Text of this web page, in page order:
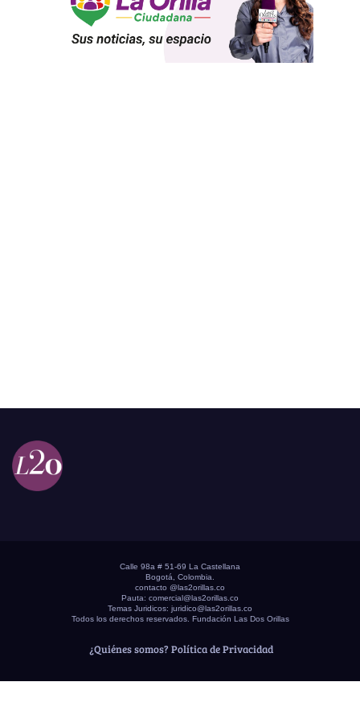
Calle 98a # 51-69 La Castellana
Bogotá, Colombia.
contacto @las2orillas.co
Pauta: comercial@las2orillas.co
Temas Juridicos: juridico@las2orillas.co
Todos los derechos reservados. Fundación Las Dos Orillas
¿Quiénes somos? Política de Privacidad